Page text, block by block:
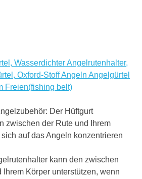
Wasserdichter Angelrutenhalter,
Oxford-Stoff Angeln Angelgürtel
Freien(fishing belt)
Der Hüftgurt
zwischen der Rute und Ihrem
auf das Angeln konzentrieren
kann den zwischen
Ihrem Körper unterstützen, wenn